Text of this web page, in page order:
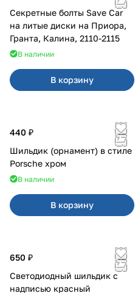
Секретные болты Save Car
на литые диски на Приора,
Гранта, Калина, 2110-2115
В наличии
В корзину
440 ₽
Шильдик (орнамент) в стиле
Porsche хром
В наличии
В корзину
650 ₽
Светодиодный шильдик с
надписью красный